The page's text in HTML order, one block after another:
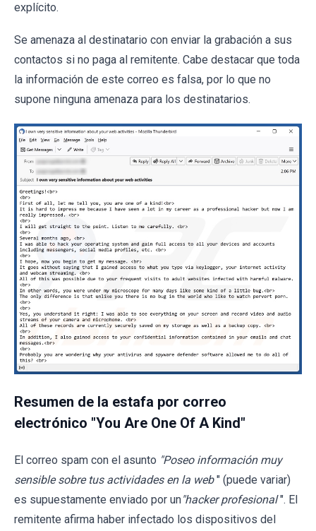
explícito.
Se amenaza al destinatario con enviar la grabación a sus
contactos si no paga al remitente. Cabe destacar que toda
la información de este correo es falsa, por lo que no
supone ninguna amenaza para los destinatarios.
Resumen de la estafa por correo
electrónico "You Are One Of A Kind"
El correo spam con el asunto "Poseo información muy
sensible sobre tus actividades en la web " (puede variar)
es supuestamente enviado por un"hacker profesional ". El
remitente afirma haber infectado los dispositivos del